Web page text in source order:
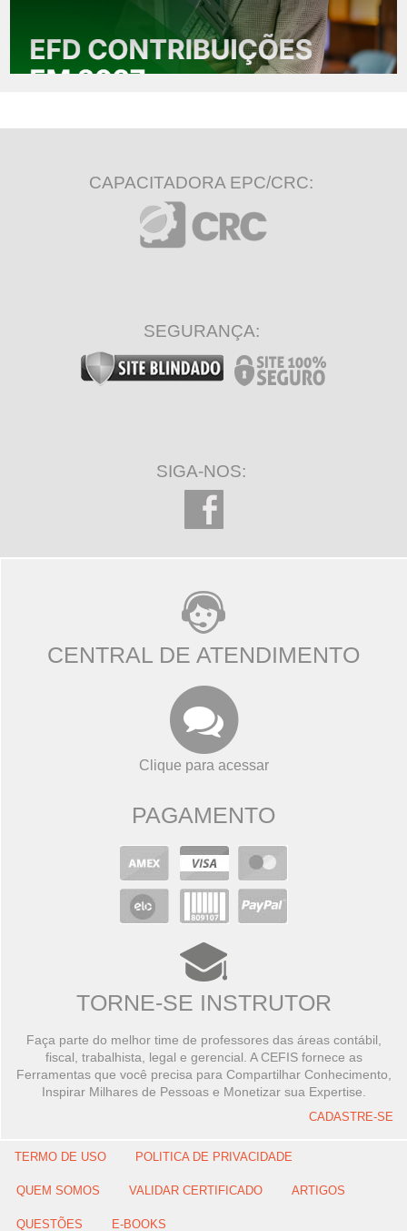
CAPACITADORA EPC/CRC:
SEGURANÇA:
SIGA-NOS:
CENTRAL DE ATENDIMENTO
Clique para acessar
PAGAMENTO
TORNE-SE INSTRUTOR
Faça parte do melhor time de professores das áreas contábil,
fiscal, trabalhista, legal e gerencial. A CEFIS fornece as
Ferramentas que você precisa para Compartilhar Conhecimento,
Inspirar Milhares de Pessoas e Monetizar sua Expertise.
CADASTRE-SE
TERMO DE USO POLITICA DE PRIVACIDADE
QUEM SOMOS VALIDAR CERTIFICADO ARTIGOS
QUESTÕES E-BOOKS